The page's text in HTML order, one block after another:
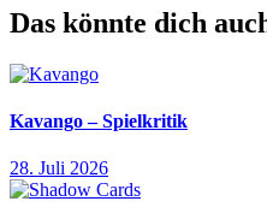
Das könnte dich
Kavango – Spielkritik
28. Juli 2026